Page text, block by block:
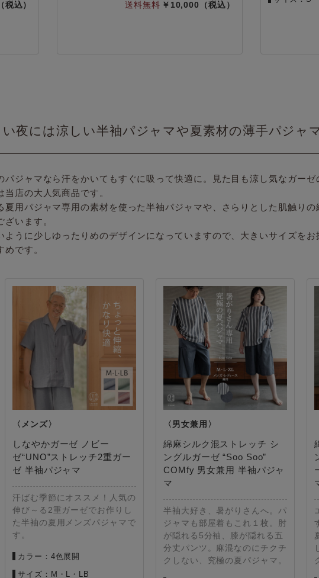
10,000
夜には涼しい半袖パジャマや夏素材の薄手パジャ
パジャマなら汗をかいてもすぐに吸って快適に。見た目も涼し気なガーゼ
当店の大人気商品です。
夏用パジャマ専用の素材を使った半袖パジャマや、さらりとした肌触りの
ざいます。
ように少しゆったりめのデザインになっていますので、大きいサイズをお
めです。
しなやかガーゼ ノビー
ゼ“UNO”ストレッチ2重ガー
ゼ 半袖パジャマ
汗ばむ季節にオススメ！人気の
伸び～る2重ガーゼでお作りし
た半袖の夏用メンズパジャマで
す。
カラー：4色展開
サイズ：M・L・LB
綿麻シルク混ストレッチ シ
ングルガーゼ “Soo Soo”
COMfy 男女兼用 半袖パジャ
マ
半袖大好き、暑がりさんへ。パ
ジャマも部屋着もこれ１枚。肘
が隠れる5分袖、膝が隠れる五
分丈パンツ。麻混なのにチクチ
クしない、究極の夏パジャマ。